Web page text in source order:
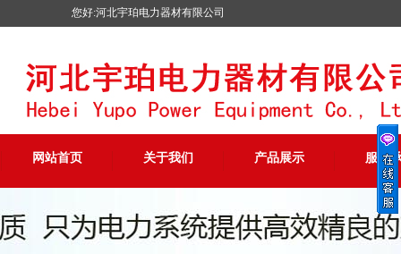
您好:河北宇珀电力器材有限公司
网站首页 关于我们 产品展示 服务